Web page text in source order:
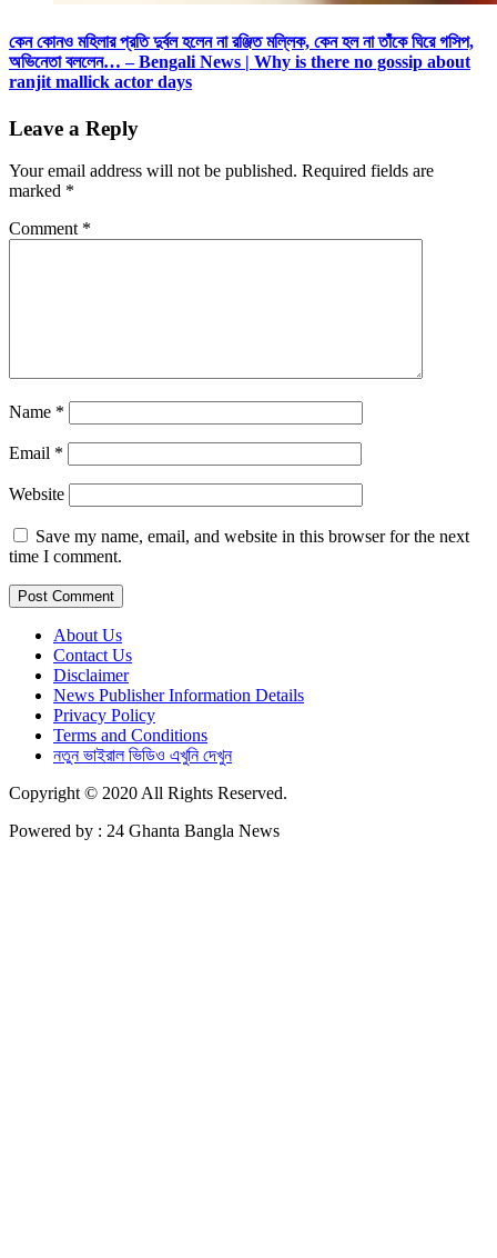
কেন কোনও মহিলার প্রতি দুর্বল হলেন না রঞ্জিত মল্লিক, কেন হল না তাঁকে ঘিরে গসিপ,
অভিনেতা বললেন… – Bengali News | Why is there no gossip about
ranjit mallick actor days
Leave a Reply
Your email address will not be published. Required fields are
marked *
Comment *
Name *
Email *
Website
Save my name, email, and website in this browser for the next
time I comment.
About Us
Contact Us
Disclaimer
News Publisher Information Details
Privacy Policy
Terms and Conditions
নতুন ভাইরাল ভিডিও এখুনি দেখুন
Copyright © 2020 All Rights Reserved.
Powered by : 24 Ghanta Bangla News